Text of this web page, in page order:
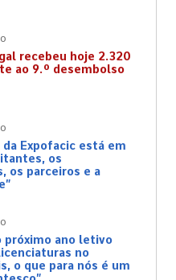
recebeu hoje 2.320
ao 9.º desembolso
da Expofacic está em
os
os parceiros e a
próximo ano letivo
no
o que para nós é um